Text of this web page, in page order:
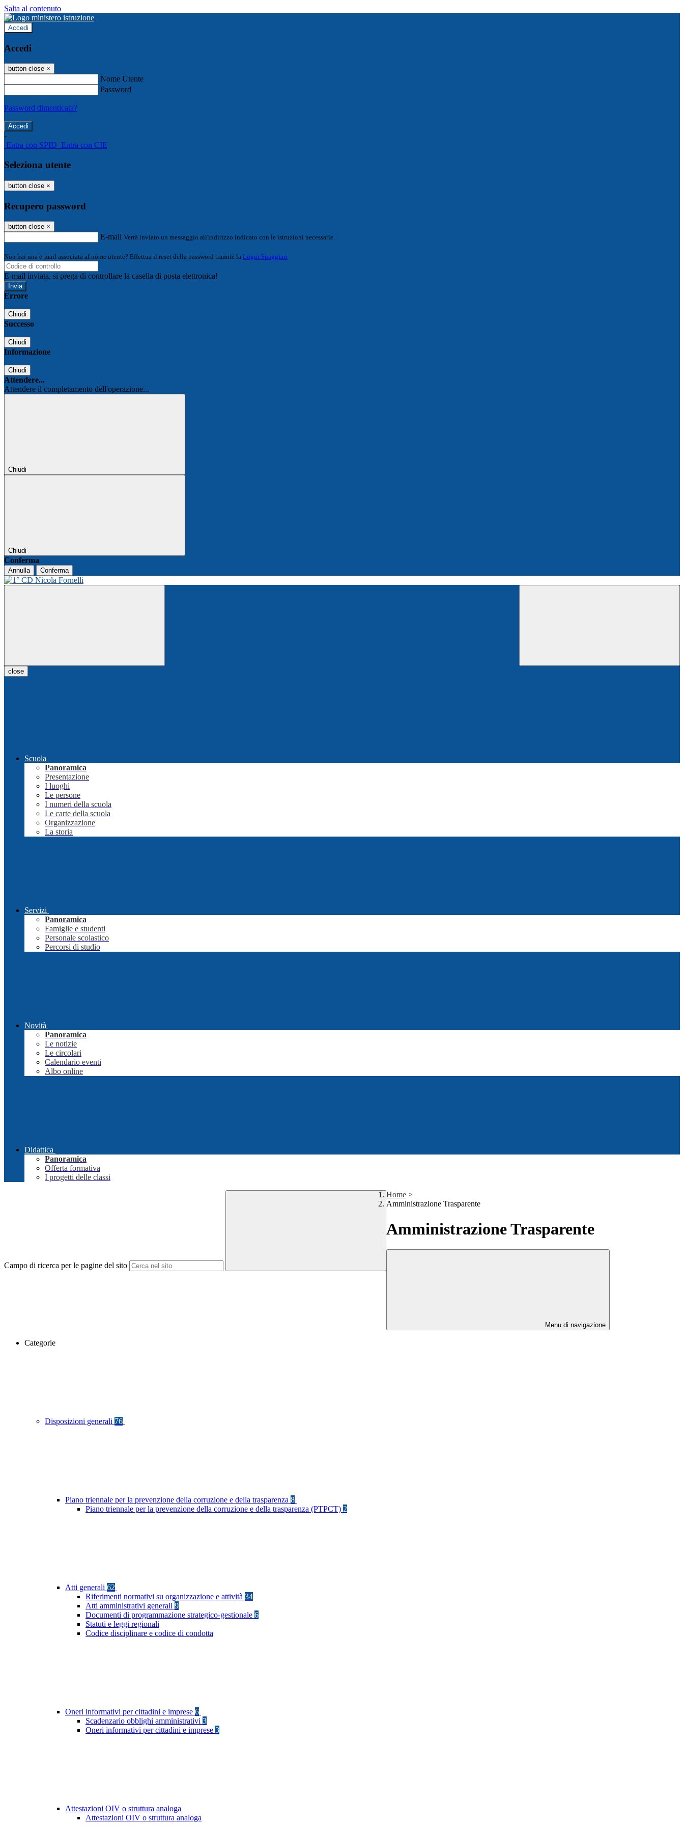
Salta al contenuto
Accedi
Accedi
button close ×
Nome Utente
Password
Password dimenticata?
-
Entra con SPID Entra con CIE
Seleziona utente
button close ×
Recupero password
button close ×
E-mail Verrà inviato un messaggio all'indirizzo indicato con le istruzioni necessarie.
Non hai una e-mail associata al nome utente? Effettua il reset della password tramite la Login Spaggiari
E-mail inviata, si prega di controllare la casella di posta elettronica!
Errore
Chiudi
Successo
Chiudi
Informazione
Chiudi
Attendere...
Attendere il completamento dell'operazione...
Chiudi
Chiudi
Conferma
Annulla Conferma
close
Scuola
Panoramica
Presentazione
I luoghi
Le persone
I numeri della scuola
Le carte della scuola
Organizzazione
La storia
Servizi
Panoramica
Famiglie e studenti
Personale scolastico
Percorsi di studio
Novità
Panoramica
Le notizie
Le circolari
Calendario eventi
Albo online
Didattica
Panoramica
Offerta formativa
I progetti delle classi
Campo di ricerca per le pagine del sito
Home >
Amministrazione Trasparente
Amministrazione Trasparente
Menu di navigazione
Categorie
Disposizioni generali 76
Piano triennale per la prevenzione della corruzione e della trasparenza 8
Piano triennale per la prevenzione della corruzione e della trasparenza (PTPCT) 2
Atti generali 62
Riferimenti normativi su organizzazione e attività 34
Atti amministrativi generali 9
Documenti di programmazione strategico-gestionale 6
Statuti e leggi regionali
Codice disciplinare e codice di condotta
Oneri informativi per cittadini e imprese 6
Scadenzario obblighi amministrativi 3
Oneri informativi per cittadini e imprese 3
Attestazioni OIV o struttura analoga
Attestazioni OIV o struttura analoga